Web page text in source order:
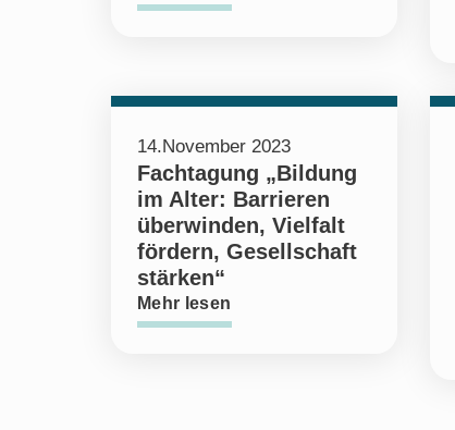
14.November 2023
Fachtagung „Bildung
im Alter: Barrieren
überwinden, Vielfalt
fördern, Gesellschaft
stärken“
Mehr lesen